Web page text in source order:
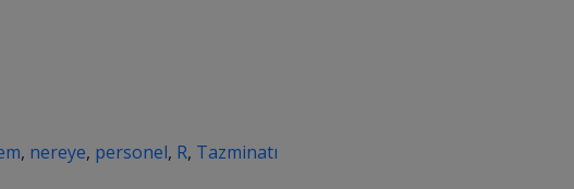
, nereye, personel, R, Tazminatı